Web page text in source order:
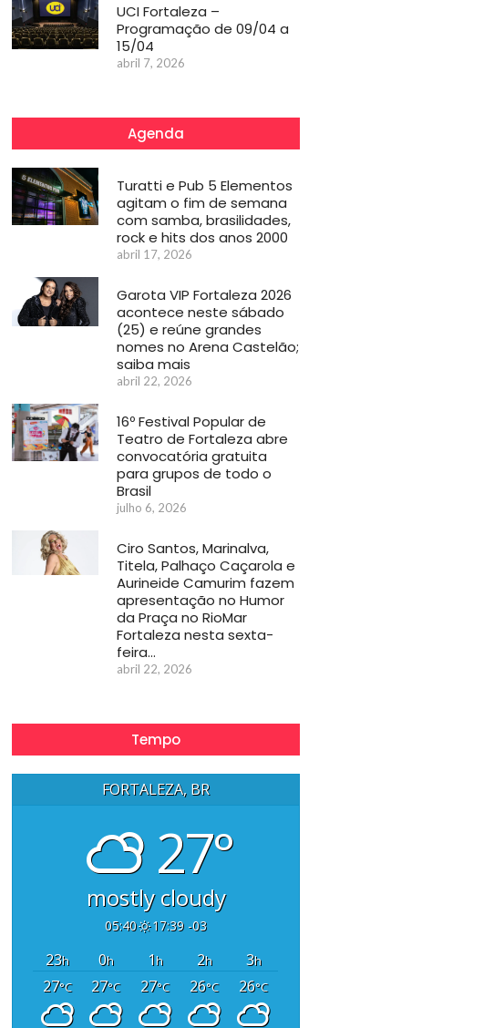
UCI Fortaleza –
Programação de 09/04 a
15/04
abril 7, 2026
Agenda
Turatti e Pub 5 Elementos
agitam o fim de semana
com samba, brasilidades,
rock e hits dos anos 2000
abril 17, 2026
Garota VIP Fortaleza 2026
acontece neste sábado
(25) e reúne grandes
nomes no Arena Castelão;
saiba mais
abril 22, 2026
16º Festival Popular de
Teatro de Fortaleza abre
convocatória gratuita
para grupos de todo o
Brasil
julho 6, 2026
Ciro Santos, Marinalva,
Titela, Palhaço Caçarola e
Aurineide Camurim fazem
apresentação no Humor
da Praça no RioMar
Fortaleza nesta sexta-
feira…
abril 22, 2026
Tempo
FORTALEZA, BR
27°
mostly cloudy
05:40 17:39 -03
23h 0h 1h 2h 3h
27°C 27°C 27°C 26°C 26°C